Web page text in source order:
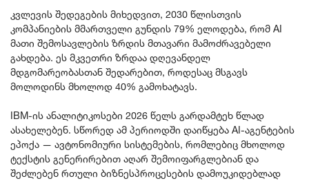
ტექნოლოგიები
მსოფლიო
სპორტი
სხვა
კრიმინალი
კვლევის შედეგების მიხედვით, 2030 წლისთვის
კომპანიების მმართველი გუნდის 79% ელოდება, რომ AI
მათი შემოსავლების ზრდის მთავარი მამოძრავებელი
გახდება. ეს მკვეთრი ზრდაა დღევანდელ
მდგომარეობასთან შედარებით, როდესაც მსგავს
მოლოდინს მხოლოდ 40% გამოხატავს.
IBM-ის ანალიტიკოსები 2026 წელს გარდამტეხ წლად
ასახელებენ. სწორედ ამ პერიოდში დაიწყება AI-აგენტების
ეპოქა — ავტონომიური სისტემების, რომლებიც მხოლოდ
ტექსტის გენერირებით აღარ შემოიფარგლებიან და
შეძლებენ რთული ბიზნესპროცესების დამოუკიდებლად